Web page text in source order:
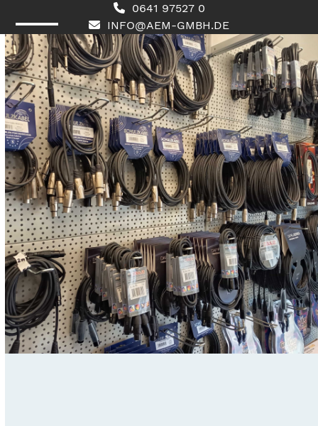
content
0641 97527 0
INFO@AEM-GMBH.DE
Open
mobile
menu
Close
mobile
menu